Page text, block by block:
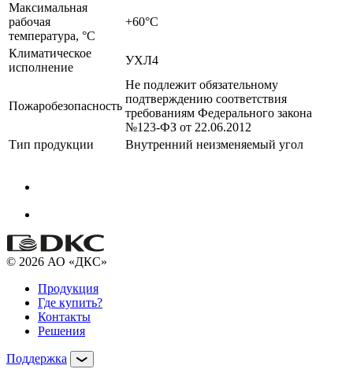
Максимальная
рабочая
температура, °С
+60°C
Климатическое
исполнение
УХЛ4
Пожаробезопасность
Не подлежит обязательному
подтверждению соответствия
требованиям Федерального закона
№123-ФЗ от 22.06.2012
Тип продукции
Внутренний неизменяемый угол
© 2026 АО «ДКС»
Продукция
Где купить?
Контакты
Решения
Поддержка